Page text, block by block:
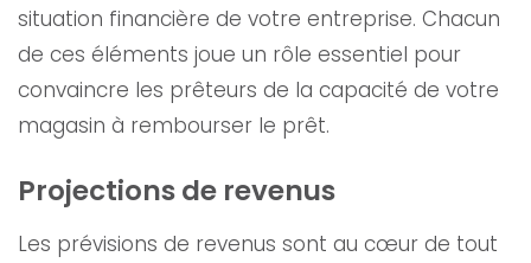
situation financière de votre entreprise. Chacun
de ces éléments joue un rôle essentiel pour
convaincre les prêteurs de la capacité de votre
magasin à rembourser le prêt.
Projections de revenus
Les prévisions de revenus sont au cœur de tout